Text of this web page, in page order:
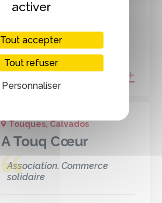
Consommer #M!EUH
Touques, Calvados
A Touq Cœur
Association. Commerce
solidaire
activer
Tout accepter
Tout refuser
Personnaliser